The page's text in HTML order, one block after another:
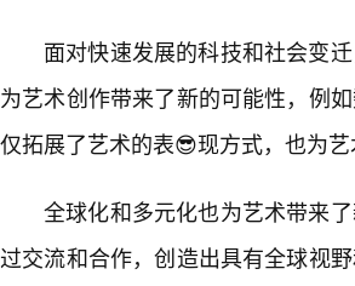
面对快速发展的科技和社会变
为艺术创作带来了新的可能性，例
仅拓展了艺术的表😎现方式，也为
全球化和多元化也为艺术带来
过交流和合作，创造出具有全球视